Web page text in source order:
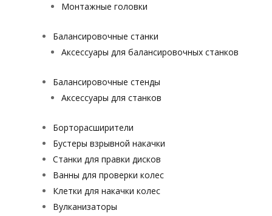
Монтажные головки
Балансировочные станки
Аксессуары для балансировочных станков
Балансировочные стенды
Аксессуары для станков
Борторасширители
Бустеры взрывной накачки
Станки для правки дисков
Ванны для проверки колес
Клетки для накачки колес
Вулканизаторы